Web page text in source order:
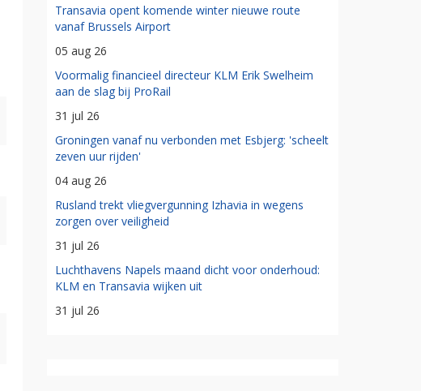
Transavia opent komende winter nieuwe route
vanaf Brussels Airport
05 aug 26
Voormalig financieel directeur KLM Erik Swelheim
aan de slag bij ProRail
31 jul 26
Groningen vanaf nu verbonden met Esbjerg: 'scheelt
zeven uur rijden'
04 aug 26
Rusland trekt vliegvergunning Izhavia in wegens
zorgen over veiligheid
31 jul 26
Luchthavens Napels maand dicht voor onderhoud:
KLM en Transavia wijken uit
31 jul 26